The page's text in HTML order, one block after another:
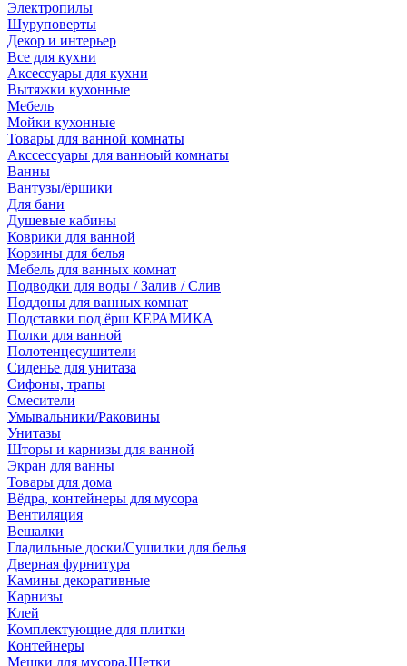
Электропилы
Шуруповерты
Декор и интерьер
Все для кухни
Аксессуары для кухни
Вытяжки кухонные
Мебель
Мойки кухонные
Товары для ванной комнаты
Акссессуары для ванноый комнаты
Ванны
Вантузы/ёршики
Для бани
Душевые кабины
Коврики для ванной
Корзины для белья
Мебель для ванных комнат
Подводки для воды / Залив / Слив
Поддоны для ванных комнат
Подставки под ёрш КЕРАМИКА
Полки для ванной
Полотенцесушители
Сиденье для унитаза
Сифоны, трапы
Смесители
Умывальники/Раковины
Унитазы
Шторы и карнизы для ванной
Экран для ванны
Товары для дома
Вёдра, контейнеры для мусора
Вентиляция
Вешалки
Гладильные доски/Сушилки для белья
Дверная фурнитура
Камины декоративные
Карнизы
Клей
Комплектующие для плитки
Контейнеры
Мешки для мусора,Щетки